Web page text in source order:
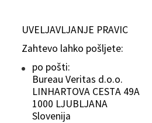
UVELJAVLJANJE PRAVIC
Zahtevo lahko pošljete:
po pošti:
Bureau Veritas d.o.o.
LINHARTOVA CESTA 49A
1000 LJUBLJANA
Slovenija